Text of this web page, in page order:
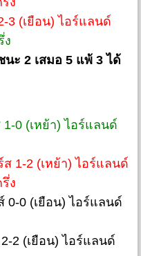
3 (เยือน) ไอร์แลนด์
ง
ะ 2 เสมอ 5 แพ้ 3 ได้
0 (เหย้า) ไอร์แลนด์
1-2 (เหย้า) ไอร์แลนด์
ง
0-0 (เยือน) ไอร์แลนด์
2 (เยือน) ไอร์แลนด์